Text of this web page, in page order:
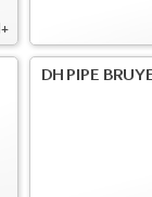
DH PIPE